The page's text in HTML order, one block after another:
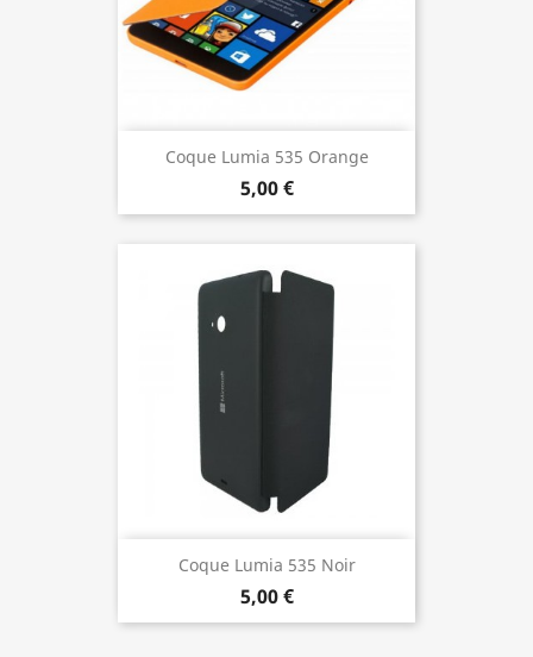
Coque Lumia 535 Orange
5,00 €
Coque Lumia 535 Noir
5,00 €